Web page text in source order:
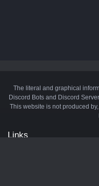
The literal and graphical
Discord Bots and Discord
This website is not produced
Links